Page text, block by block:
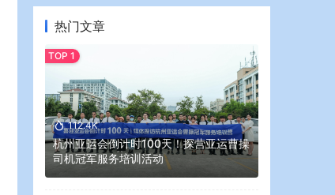
热门文章
112.4K
杭州亚运会倒计时100天！探营亚运曹操
司机冠军服务培训活动